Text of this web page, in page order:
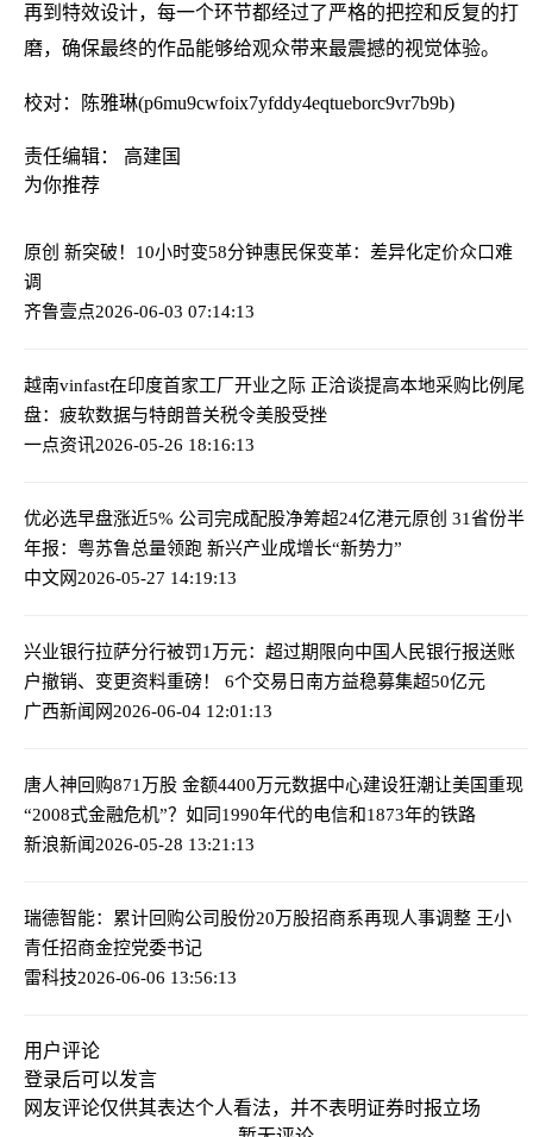
再到特效设计，每一个环节都经过了严格的把控和反复的打
磨，确保最终的作品能够给观众带来最震撼的视觉体验。
校对：陈雅琳(p6mu9cwfoix7yfddy4eqtueborc9vr7b9b)
责任编辑： 高建国
为你推荐
原创 新突破！10小时变58分钟惠民保变革：差异化定价众口难
调
齐鲁壹点2026-06-03 07:14:13
越南vinfast在印度首家工厂开业之际 正洽谈提高本地采购比例 尾
盘：疲软数据与特朗普关税令美股受挫
一点资讯2026-05-26 18:16:13
优必选早盘涨近5% 公司完成配股净筹超24亿港元原创 31省份半
年报：粤苏鲁总量领跑 新兴产业成增长“新势力”
中文网2026-05-27 14:19:13
兴业银行拉萨分行被罚1万元：超过期限向中国人民银行报送账
户撤销、变更资料重磅！ 6个交易日南方益稳募集超50亿元
广西新闻网2026-06-04 12:01:13
唐人神回购871万股 金额4400万元数据中心建设狂潮让美国重现
“2008式金融危机”？如同1990年代的电信和1873年的铁路
新浪新闻2026-05-28 13:21:13
瑞德智能：累计回购公司股份20万股招商系再现人事调整 王小
青任招商金控党委书记
雷科技2026-06-06 13:56:13
用户评论
登录后可以发言
网友评论仅供其表达个人看法，并不表明证券时报立场